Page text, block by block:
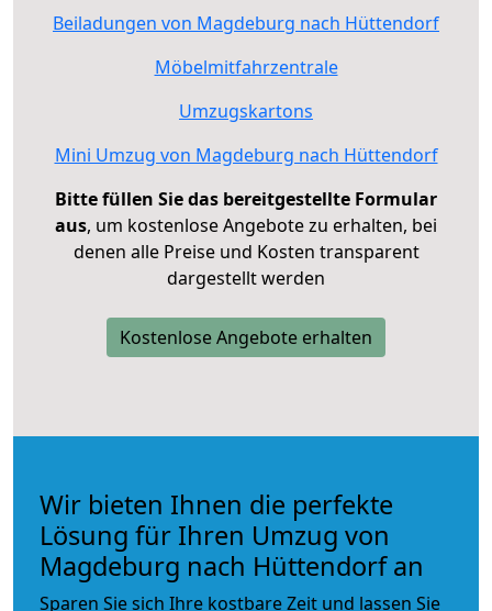
Beiladungen von Magdeburg nach Hüttendorf
Möbelmitfahrzentrale
Umzugskartons
Mini Umzug von Magdeburg nach Hüttendorf
Bitte füllen Sie das bereitgestellte Formular
aus, um kostenlose Angebote zu erhalten, bei
denen alle Preise und Kosten transparent
dargestellt werden
Kostenlose Angebote erhalten
Wir bieten Ihnen die perfekte
Lösung für Ihren Umzug von
Magdeburg nach Hüttendorf an
Sparen Sie sich Ihre kostbare Zeit und lassen Sie